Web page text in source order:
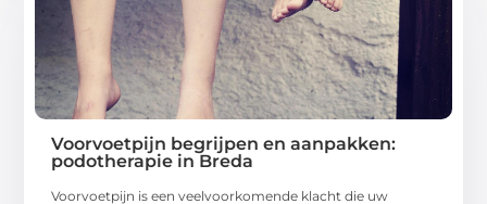
Voorvoetpijn begrijpen en aanpakken:
podotherapie in Breda
Voorvoetpijn is een veelvoorkomende klacht die uw